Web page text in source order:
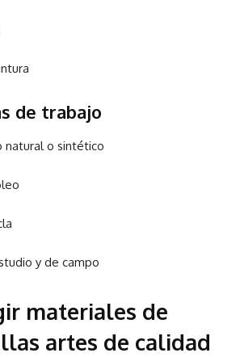
de trabajo
natural o sintético
y de campo
materiales de
artes de calidad